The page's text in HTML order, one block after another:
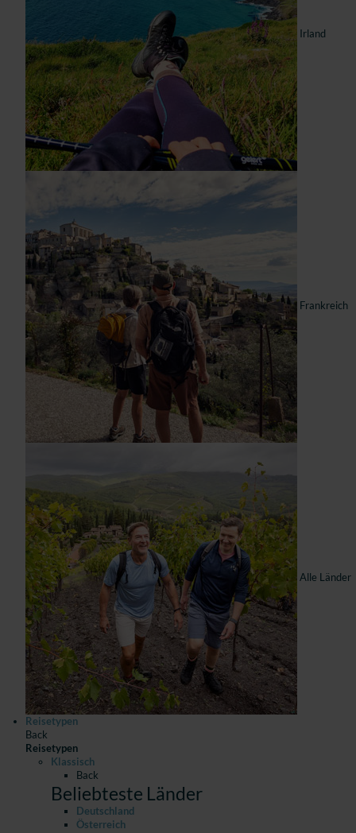
Irland
Frankreich
Alle Länder
Reisetypen
Back
Reisetypen
Klassisch
Back
Beliebteste Länder
Deutschland
Österreich